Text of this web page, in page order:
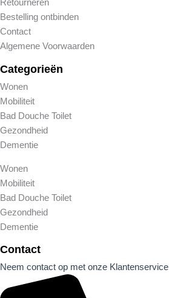
Retourneren
Bestelling ontbinden
Contact
Algemene Voorwaarden
Categorieën
Wonen
Mobiliteit
Bad Douche Toilet
Gezondheid
Dementie
Wonen
Mobiliteit
Bad Douche Toilet
Gezondheid
Dementie
Contact
Neem contact op met onze Klantenservice